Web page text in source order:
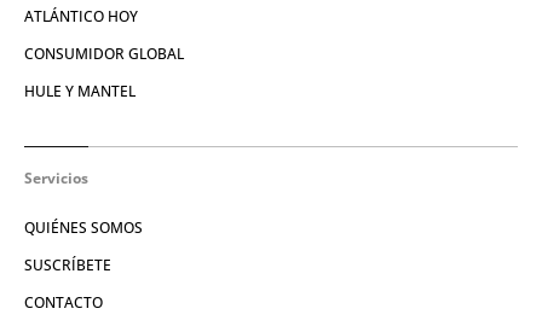
ATLÁNTICO HOY
CONSUMIDOR GLOBAL
HULE Y MANTEL
Servicios
QUIÉNES SOMOS
SUSCRÍBETE
CONTACTO